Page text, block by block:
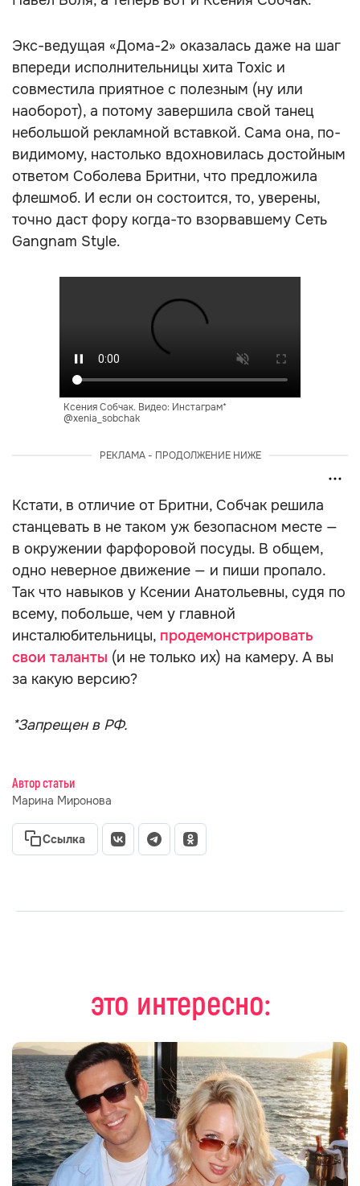
Экс-ведущая «Дома-2» оказалась даже на шаг
впереди исполнительницы хита Toxic и
совместила приятное с полезным (ну или
наоборот), а потому завершила свой танец
небольшой рекламной вставкой. Сама она, по-
видимому, настолько вдохновилась достойным
ответом Соболева Бритни, что предложила
флешмоб. И если он состоится, то, уверены,
точно даст фору когда-то взорвавшему Сеть
Gangnam Style.
Ксения Собчак. Видео: Инстаграм*
@xenia_sobchak
РЕКЛАМА - ПРОДОЛЖЕНИЕ НИЖЕ
Кстати, в отличие от Бритни, Собчак решила
станцевать в не таком уж безопасном месте —
в окружении фарфоровой посуды. В общем,
одно неверное движение — и пиши пропало.
Так что навыков у Ксении Анатольевны, судя по
всему, побольше, чем у главной
инсталюбительницы, продемонстрировать
свои таланты (и не только их) на камеру. А вы
за какую версию?
*Запрещен в РФ.
Автор статьи
Марина Миронова
Ссылка
это интересно: